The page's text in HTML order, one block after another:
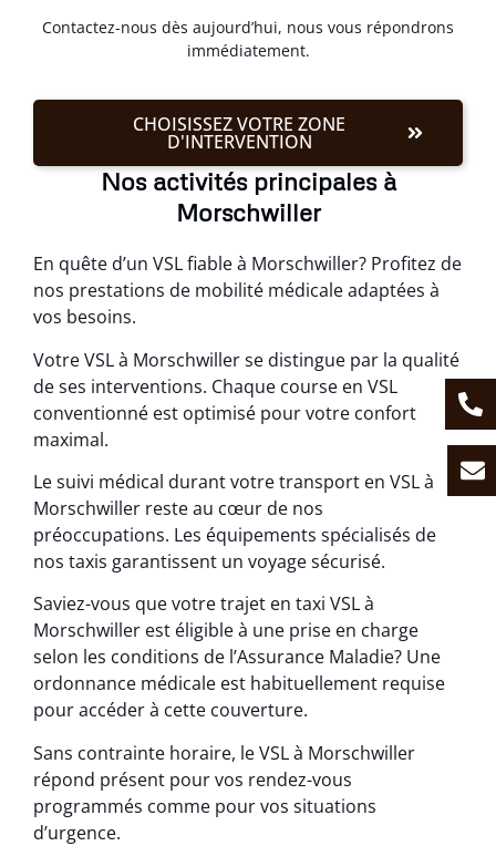
Contactez-nous dès aujourd’hui, nous vous répondrons
immédiatement.
CHOISISSEZ VOTRE ZONE
D'INTERVENTION
Nos activités principales à
Morschwiller
En quête d’un VSL fiable à Morschwiller? Profitez de
nos prestations de mobilité médicale adaptées à
vos besoins.
Votre VSL à Morschwiller se distingue par la qualité
de ses interventions. Chaque course en VSL
conventionné est optimisé pour votre confort
maximal.
Le suivi médical durant votre transport en VSL à
Morschwiller reste au cœur de nos
préoccupations. Les équipements spécialisés de
nos taxis garantissent un voyage sécurisé.
Saviez-vous que votre trajet en taxi VSL à
Morschwiller est éligible à une prise en charge
selon les conditions de l’Assurance Maladie? Une
ordonnance médicale est habituellement requise
pour accéder à cette couverture.
Sans contrainte horaire, le VSL à Morschwiller
répond présent pour vos rendez-vous
programmés comme pour vos situations
d’urgence.